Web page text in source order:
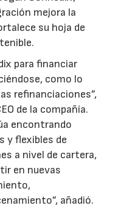
mejora la
su hoja de
para financiar
como lo
refinanciaciones”,
de la compañía.
encontrando
y flexibles de
a nivel de cartera,
en nuevas
añadió.